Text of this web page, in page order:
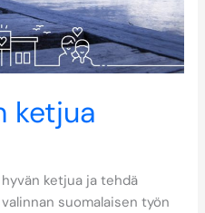
ketjua
ketjua ja tehdä
suomalaisen työn